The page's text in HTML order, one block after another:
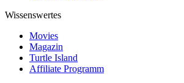
Wissenswertes
Movies
Magazin
Turtle Island
Affiliate Programm